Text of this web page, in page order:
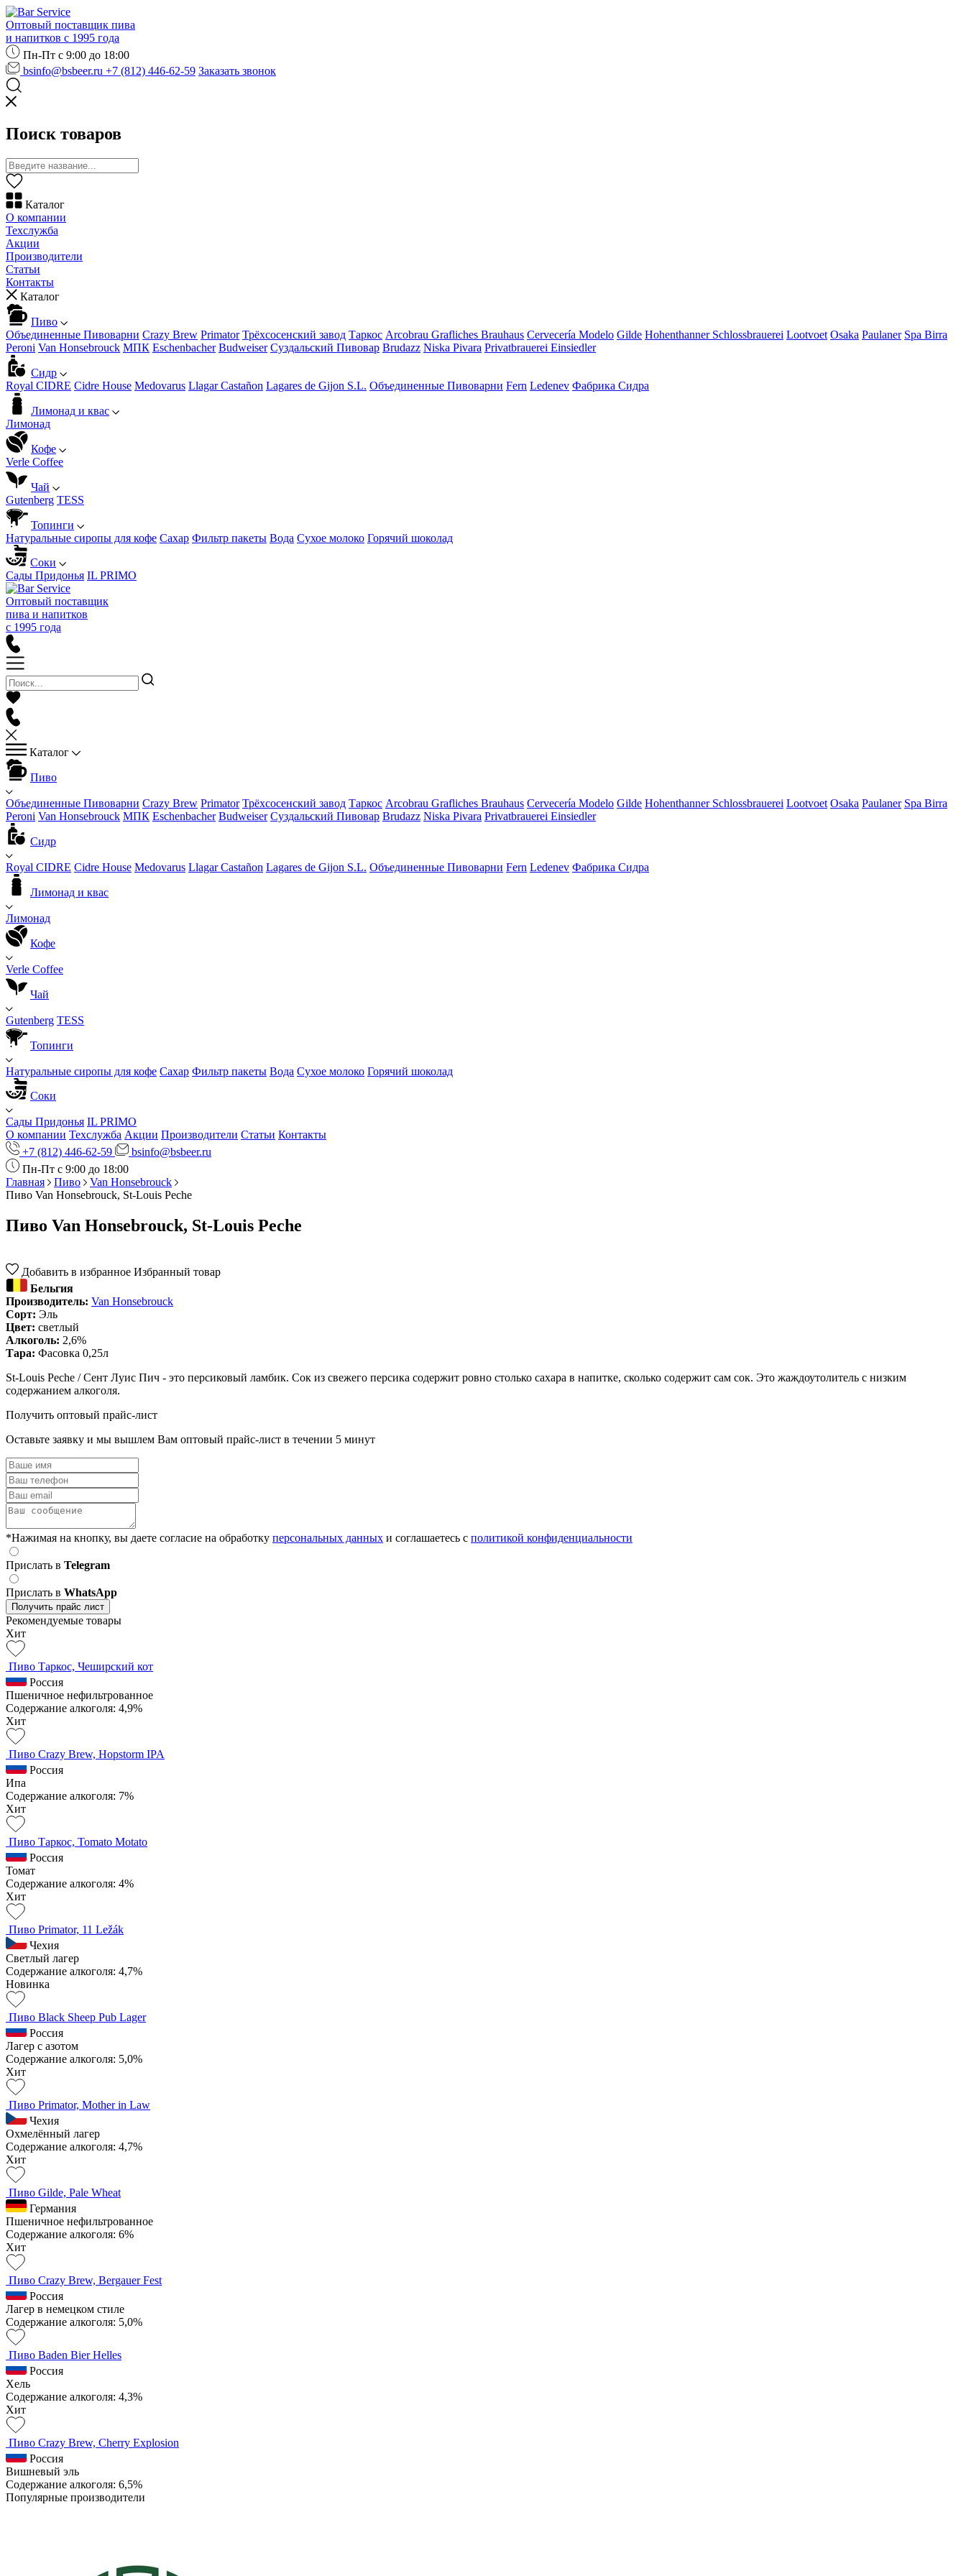
Оптовый поставщик пива
и напитков с 1995 года
Пн-Пт с 9:00 до 18:00
bsinfo@bsbeer.ru +7 (812) 446-62-59 Заказать звонок
Поиск товаров
Каталог
О компании
Техслужба
Акции
Производители
Статьи
Контакты
Каталог
Пиво
Объединенные Пивоварни Crazy Brew Primator Трёхсосенский завод Таркос Arcobrau Grafliches Brauhaus Cervecería Modelo Gilde Hohenthanner Schlossbrauerei Lootvoet Osaka Paulaner Spa Birra
Peroni Van Honsebrouck МПК Eschenbacher Budweiser Суздальский Пивовар Brudazz Niska Pivara Privatbrauerei Einsiedler
Сидр
Royal CIDRE Cidre House Medovarus Llagar Castañon Lagares de Gijon S.L. Объединенные Пивоварни Fern Ledenev Фабрика Сидра
Лимонад и квас
Лимонад
Кофе
Verle Coffee
Чай
Gutenberg TESS
Топинги
Натуральные сиропы для кофе Сахар Фильтр пакеты Вода Сухое молоко Горячий шоколад
Соки
Сады Придонья IL PRIMO
Оптовый поставщик
пива и напитков
с 1995 года
Каталог
Пиво
Объединенные Пивоварни Crazy Brew Primator Трёхсосенский завод Таркос Arcobrau Grafliches Brauhaus Cervecería Modelo Gilde Hohenthanner Schlossbrauerei Lootvoet Osaka Paulaner Spa Birra
Peroni Van Honsebrouck МПК Eschenbacher Budweiser Суздальский Пивовар Brudazz Niska Pivara Privatbrauerei Einsiedler
Сидр
Royal CIDRE Cidre House Medovarus Llagar Castañon Lagares de Gijon S.L. Объединенные Пивоварни Fern Ledenev Фабрика Сидра
Лимонад и квас
Лимонад
Кофе
Verle Coffee
Чай
Gutenberg TESS
Топинги
Натуральные сиропы для кофе Сахар Фильтр пакеты Вода Сухое молоко Горячий шоколад
Соки
Сады Придонья IL PRIMO
О компании Техслужба Акции Производители Статьи Контакты
+7 (812) 446-62-59
bsinfo@bsbeer.ru
Пн-Пт с 9:00 до 18:00
Главная
Пиво
Van Honsebrouck
Пиво Van Honsebrouck, St-Louis Peche
Пиво Van Honsebrouck, St-Louis Peche
Добавить в избранное Избранный товар
Бельгия
Производитель: Van Honsebrouck
Сорт: Эль
Цвет: светлый
Алкоголь: 2,6%
Тара: Фасовка 0,25л
St-Louis Peche / Сент Луис Пич - это персиковый ламбик. Сок из свежего персика содержит ровно столько сахара в напитке, сколько содержит сам сок. Это жаждоутолитель с низким
содержанием алкоголя.
Получить оптовый прайс-лист
Оставьте заявку и мы вышлем Вам оптовый прайс-лист в течении 5 минут
*Нажимая на кнопку, вы даете согласие на обработку персональных данных и соглашаетесь c политикой конфиденциальности
Прислать в Telegram
Прислать в WhatsApp
Получить прайс лист
Рекомендуемые товары
Хит
Пиво Таркос, Чеширский кот
Россия
Пшеничное нефильтрованное
Содержание алкоголя: 4,9%
Хит
Пиво Crazy Brew, Hopstorm IPA
Россия
Ипа
Содержание алкоголя: 7%
Хит
Пиво Таркос, Tomato Motato
Россия
Томат
Содержание алкоголя: 4%
Хит
Пиво Primator, 11 Ležák
Чехия
Светлый лагер
Содержание алкоголя: 4,7%
Новинка
Пиво Black Sheep Pub Lager
Россия
Лагер с азотом
Содержание алкоголя: 5,0%
Хит
Пиво Primator, Mother in Law
Чехия
Охмелённый лагер
Содержание алкоголя: 4,7%
Хит
Пиво Gilde, Pale Wheat
Германия
Пшеничное нефильтрованное
Содержание алкоголя: 6%
Хит
Пиво Crazy Brew, Bergauer Fest
Россия
Лагер в немецком стиле
Содержание алкоголя: 5,0%
Пиво Baden Bier Helles
Россия
Хель
Содержание алкоголя: 4,3%
Хит
Пиво Crazy Brew, Cherry Explosion
Россия
Вишневый эль
Содержание алкоголя: 6,5%
Популярные производители